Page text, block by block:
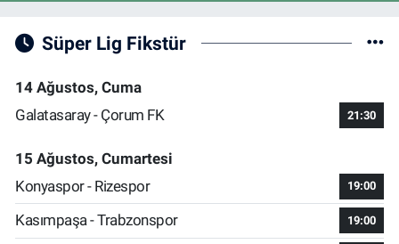
Süper Lig Fikstür
14 Ağustos, Cuma
Galatasaray - Çorum FK
21:30
15 Ağustos, Cumartesi
Konyaspor - Rizespor
19:00
Kasımpaşa - Trabzonspor 19:00